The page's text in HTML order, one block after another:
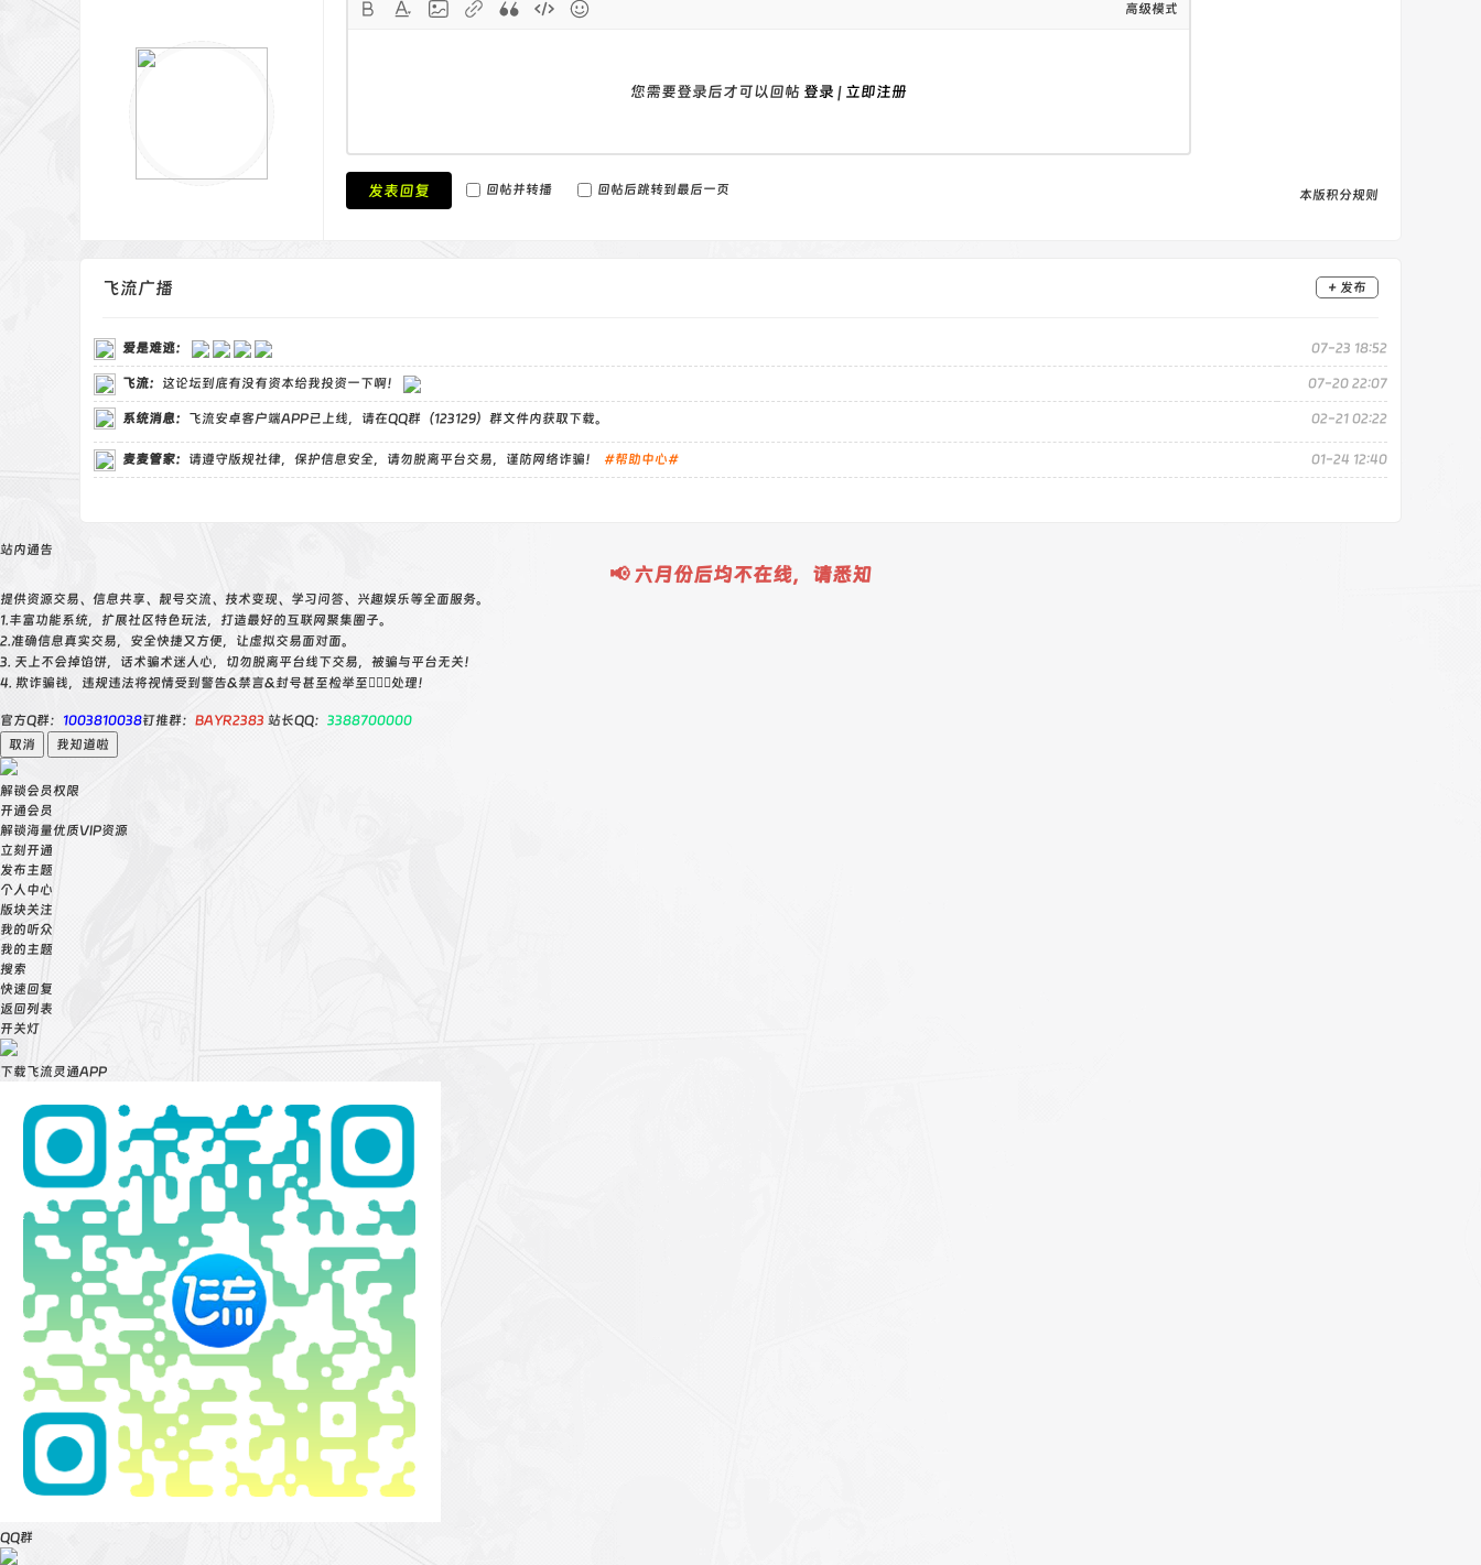
高级模式
您需要登录后才可以回帖 登录 | 立即注册
发表回复 回帖并转播 回帖后跳转到最后一页 本版积分规则
飞流广播 + 发布
爱是难逃： 07-23 18:52
飞流： 这论坛到底有没有资本给我投资一下啊！ 07-20 22:07
系统消息： 飞流安卓客户端APP已上线，请在QQ群（123129）群文件内获取下载。 02-21 02:22
麦麦管家： 请遵守版规社律，保护信息安全，请勿脱离平台交易，谨防网络诈骗！ #帮助中心# 01-24 12:40
站内通告
📢 六月份后均不在线，请悉知
提供资源交易、信息共享、靓号交流、技术变现、学习问答、兴趣娱乐等全面服务。
1.丰富功能系统，扩展社区特色玩法，打造最好的互联网聚集圈子。
2.准确信息真实交易，安全快捷又方便，让虚拟交易面对面。
3. 天上不会掉馅饼，话术骗术迷人心，切勿脱离平台线下交易，被骗与平台无关！
4. 欺诈骗钱，违规违法将视情受到警告&禁言&封号甚至检举至👮🏻‍♀️处理！
官方Q群： 1003810038钉推群： BAYR2383 站长QQ： 3388700000
取消
我知道啦
解锁会员权限
开通会员
解锁海量优质VIP资源
立刻开通
发布主题
个人中心
版块关注
我的听众
我的主题
搜索
快速回复
返回列表
开关灯
下载飞流灵通APP
QQ群